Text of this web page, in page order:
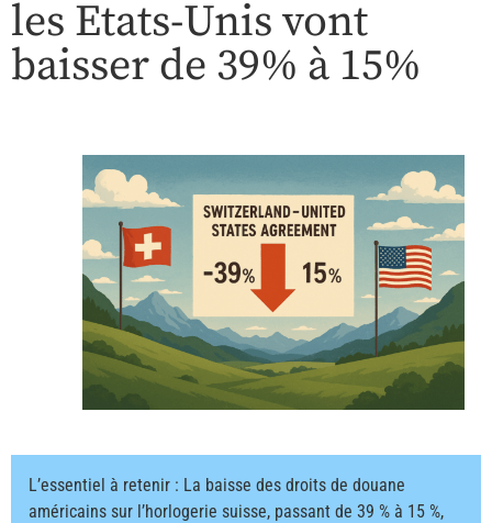
les Etats-Unis vont
baisser de 39% à 15%
L’essentiel à retenir : La baisse des droits de douane
américains sur l’horlogerie suisse, passant de 39 % à 15 %,